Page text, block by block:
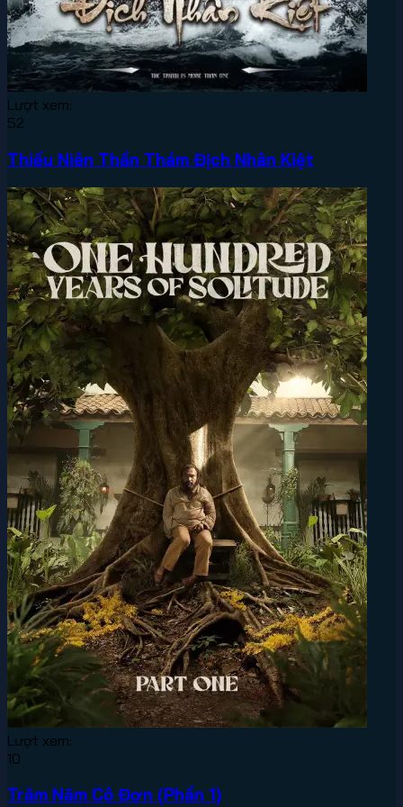
Lượt xem:
52
Thiếu Niên Thần Thám Địch Nhân Kiệt
Lượt xem:
10
Trăm Năm Cô Đơn (Phần 1)